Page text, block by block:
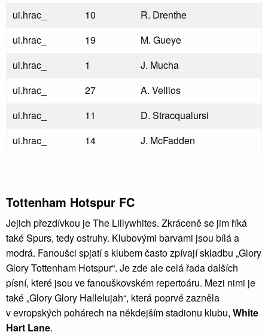
ui.hrac_
10
R. Drenthe
ui.hrac_
19
M. Gueye
ui.hrac_
1
J. Mucha
ui.hrac_
27
A. Vellios
ui.hrac_
11
D. Stracqualursi
ui.hrac_
14 J. McFadden
Tottenham Hotspur FC
Jejich přezdívkou je The Lillywhites. Zkráceně se jim říká
také Spurs, tedy ostruhy. Klubovými barvami jsou bílá a
modrá. Fanoušci spjatí s klubem často zpívají skladbu „Glory
Glory Tottenham Hotspur“. Je zde ale celá řada dalších
písní, které jsou ve fanouškovském repertoáru. Mezi nimi je
také „Glory Glory Hallelujah“, která poprvé zazněla
v evropských pohárech na někdejším stadionu klubu, White
Hart Lane.